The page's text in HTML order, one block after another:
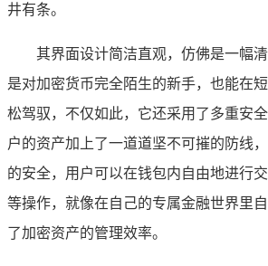
井有条。
其界面设计简洁直观，仿佛是一幅
是对加密货币完全陌生的新手，也能在
松驾驭，不仅如此，它还采用了多重安
户的资产加上了一道道坚不可摧的防线
的安全，用户可以在钱包内自由地进行
等操作，就像在自己的专属金融世界里
了加密资产的管理效率。